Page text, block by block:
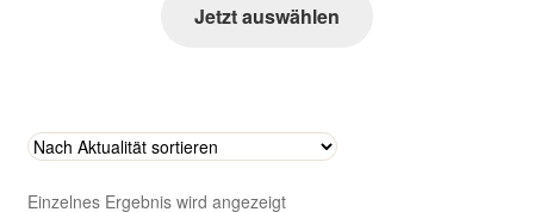
Jetzt auswählen
Einzelnes Ergebnis wird angezeigt